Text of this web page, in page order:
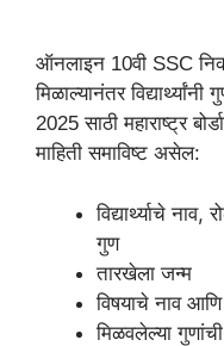
ऑनलाइन 10वी SSC
मिळाल्यानंतर
2025 साठी महाराष्ट्र
माहिती समाविष्ट असेल:
विद्यार्थ्याचे
गुण
तारखेला जन्म
विषयाचे नाव
मिळवलेल्या